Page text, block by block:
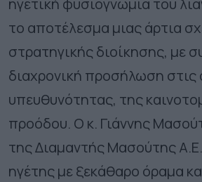
ηγετική φυσιογνωμία του
το αποτέλεσμα μιας άρτια
στρατηγικής διοίκησης, με
διαχρονική προσήλωση στις
υπευθυνότητας, της
προόδου. Ο κ. Γιάννης
της Διαμαντής Μασούτης
ηγέτης με ξεκάθαρο όραμα